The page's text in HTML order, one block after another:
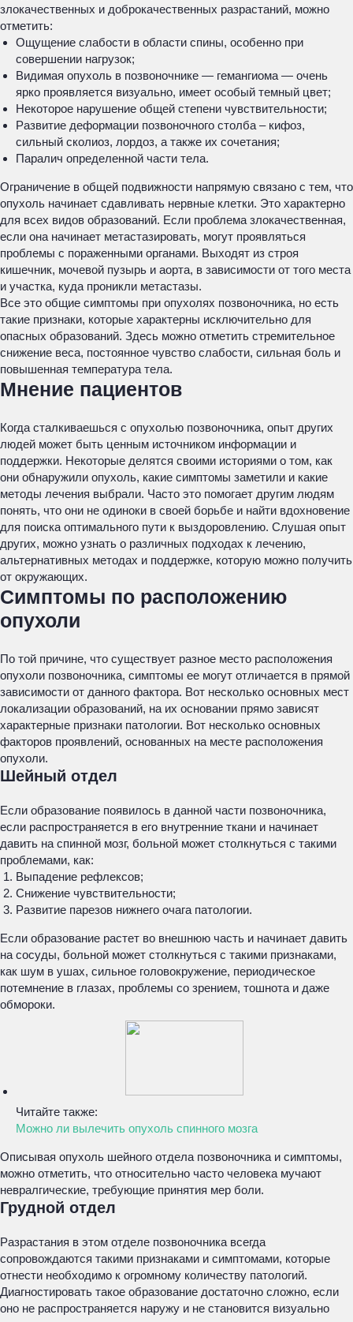
злокачественных и доброкачественных разрастаний, можно
отметить:
Ощущение слабости в области спины, особенно при
совершении нагрузок;
Видимая опухоль в позвоночнике — гемангиома — очень
ярко проявляется визуально, имеет особый темный цвет;
Некоторое нарушение общей степени чувствительности;
Развитие деформации позвоночного столба – кифоз,
сильный сколиоз, лордоз, а также их сочетания;
Паралич определенной части тела.
Ограничение в общей подвижности напрямую связано с тем, что
опухоль начинает сдавливать нервные клетки. Это характерно
для всех видов образований. Если проблема злокачественная,
если она начинает метастазировать, могут проявляться
проблемы с пораженными органами. Выходят из строя
кишечник, мочевой пузырь и аорта, в зависимости от того места
и участка, куда проникли метастазы.
Все это общие симптомы при опухолях позвоночника, но есть
такие признаки, которые характерны исключительно для
опасных образований. Здесь можно отметить стремительное
снижение веса, постоянное чувство слабости, сильная боль и
повышенная температура тела.
Мнение пациентов
Когда сталкиваешься с опухолью позвоночника, опыт других
людей может быть ценным источником информации и
поддержки. Некоторые делятся своими историями о том, как
они обнаружили опухоль, какие симптомы заметили и какие
методы лечения выбрали. Часто это помогает другим людям
понять, что они не одиноки в своей борьбе и найти вдохновение
для поиска оптимального пути к выздоровлению. Слушая опыт
других, можно узнать о различных подходах к лечению,
альтернативных методах и поддержке, которую можно получить
от окружающих.
Симптомы по расположению
опухоли
По той причине, что существует разное место расположения
опухоли позвоночника, симптомы ее могут отличается в прямой
зависимости от данного фактора. Вот несколько основных мест
локализации образований, на их основании прямо зависят
характерные признаки патологии. Вот несколько основных
факторов проявлений, основанных на месте расположения
опухоли.
Шейный отдел
Если образование появилось в данной части позвоночника,
если распространяется в его внутренние ткани и начинает
давить на спинной мозг, больной может столкнуться с такими
проблемами, как:
Выпадение рефлексов;
Снижение чувствительности;
Развитие парезов нижнего очага патологии.
Если образование растет во внешнюю часть и начинает давить
на сосуды, больной может столкнуться с такими признаками,
как шум в ушах, сильное головокружение, периодическое
потемнение в глазах, проблемы со зрением, тошнота и даже
обмороки.
Читайте также:
Можно ли вылечить опухоль спинного мозга
Описывая опухоль шейного отдела позвоночника и симптомы,
можно отметить, что относительно часто человека мучают
невралгические, требующие принятия мер боли.
Грудной отдел
Разрастания в этом отделе позвоночника всегда
сопровождаются такими признаками и симптомами, которые
отнести необходимо к огромному количеству патологий.
Диагностировать такое образование достаточно сложно, если
оно не распространяется наружу и не становится визуально